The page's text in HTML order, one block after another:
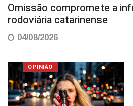
Omissão compromete a
rodoviária catarinense
04/08/2026
OPINIÃO